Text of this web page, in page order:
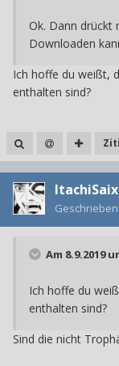
Ok. Dann drückt
Downloaden
Ich hoffe du weißt,
enthalten sind?
ItachiSaix
Geschrieben
Am 8.9.2019
Ich hoffe du
enthalten sind?
Sind die nicht